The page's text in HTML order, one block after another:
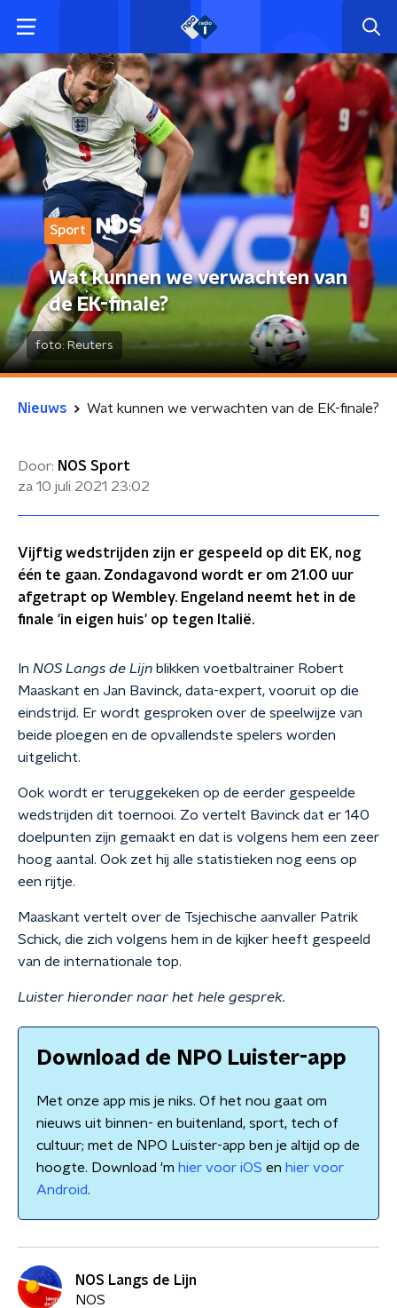
Sport
Wat kunnen we verwachten van
de EK-finale?
foto: Reuters
Nieuws Wat kunnen we verwachten van de EK-finale?
Door: NOS Sport
za 10 juli 2021 23:02
Vijftig wedstrijden zijn er gespeeld op dit EK, nog
één te gaan. Zondagavond wordt er om 21.00 uur
afgetrapt op Wembley. Engeland neemt het in de
finale 'in eigen huis' op tegen Italië.
In NOS Langs de Lijn blikken voetbaltrainer Robert
Maaskant en Jan Bavinck, data-expert, vooruit op die
eindstrijd. Er wordt gesproken over de speelwijze van
beide ploegen en de opvallendste spelers worden
uitgelicht.
Ook wordt er teruggekeken op de eerder gespeelde
wedstrijden dit toernooi. Zo vertelt Bavinck dat er 140
doelpunten zijn gemaakt en dat is volgens hem een zeer
hoog aantal. Ook zet hij alle statistieken nog eens op
een rijtje.
Maaskant vertelt over de Tsjechische aanvaller Patrik
Schick, die zich volgens hem in de kijker heeft gespeeld
van de internationale top.
Luister hieronder naar het hele gesprek.
Download de NPO Luister-app
Met onze app mis je niks. Of het nou gaat om
nieuws uit binnen- en buitenland, sport, tech of
cultuur; met de NPO Luister-app ben je altijd op de
hoogte. Download 'm hier voor iOS en hier voor
Android.
NOS Langs de Lijn
NOS